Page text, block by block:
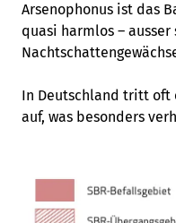
Arsenophonus ist das
quasi harmlos –
In Deutschland tritt oft
auf, was besonders